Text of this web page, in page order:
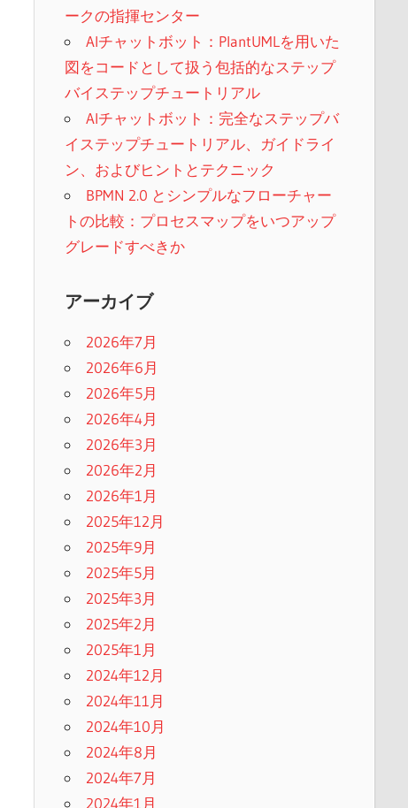
ークの指揮センター
AIチャットボット：PlantUMLを用いた
図をコードとして扱う包括的なステップ
バイステップチュートリアル
AIチャットボット：完全なステップバ
イステップチュートリアル、ガイドライ
ン、およびヒントとテクニック
BPMN 2.0 とシンプルなフローチャー
トの比較：プロセスマップをいつアップ
グレードすべきか
アーカイブ
2026年7月
2026年6月
2026年5月
2026年4月
2026年3月
2026年2月
2026年1月
2025年12月
2025年9月
2025年5月
2025年3月
2025年2月
2025年1月
2024年12月
2024年11月
2024年10月
2024年8月
2024年7月
2024年1月